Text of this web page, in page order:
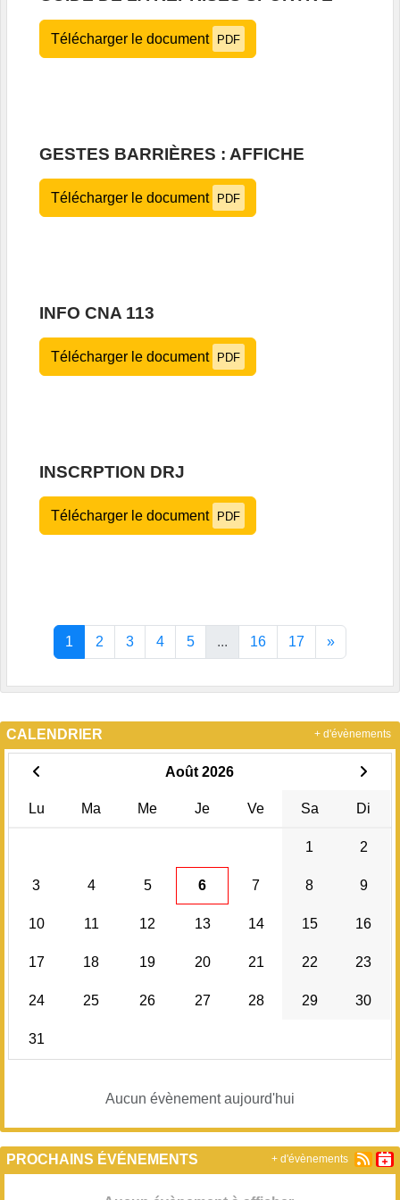
Télécharger le document PDF
GESTES BARRIÈRES : AFFICHE
Télécharger le document PDF
INFO CNA 113
Télécharger le document PDF
INSCRPTION DRJ
Télécharger le document PDF
1 2 3 4 5 ... 16 17 »
CALENDRIER
Août 2026
Lu Ma Me Je Ve Sa Di
1 2
3 4 5 6 7 8 9
10 11 12 13 14 15 16
17 18 19 20 21 22 23
24 25 26 27 28 29 30
31
Aucun évènement aujourd'hui
+ d'évènements
PROCHAINS ÉVÉNEMENTS + d'évènements